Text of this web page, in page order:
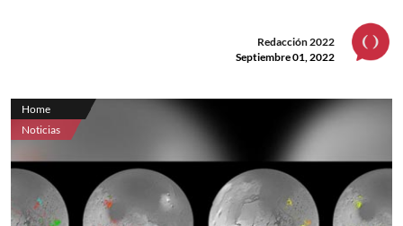
Redacción 2022
Septiembre 01, 2022
Home
Noticias